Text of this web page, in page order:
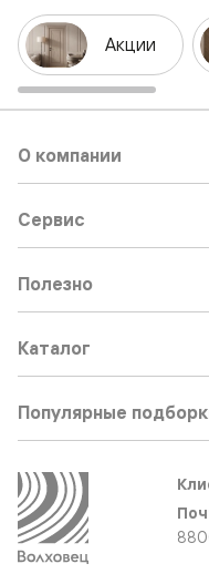
Акции
О компании
Сервис
Полезно
Каталог
Популярные